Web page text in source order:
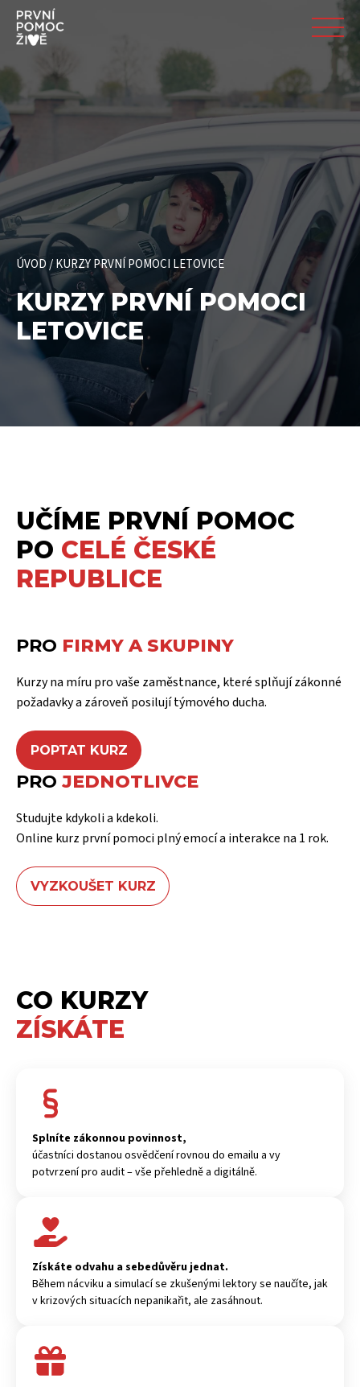
ÚVOD/KURZY PRVNÍ POMOCI LETOVICE
KURZY PRVNÍ POMOCI
LETOVICE
UČÍME PRVNÍ POMOC
PO CELÉ ČESKÉ
REPUBLICE
PRO FIRMY A SKUPINY
Kurzy na míru pro vaše zaměstnance, které splňují zákonné
požadavky a zároveň posilují týmového ducha.
POPTAT KURZ
PRO JEDNOTLIVCE
Studujte kdykoli a kdekoli.
Online kurz první pomoci plný emocí a interakce na 1 rok.
VYZKOUŠET KURZ
CO KURZY
ZÍSKÁTE
Splníte zákonnou povinnost,
účastníci dostanou osvědčení rovnou do emailu a vy
potvrzení pro audit – vše přehledně a digitálně.
Získáte odvahu a sebedůvěru jednat.
Během nácviku a simulací se zkušenými lektory se naučíte, jak
v krizových situacích nepanikařit, ale zasáhnout.